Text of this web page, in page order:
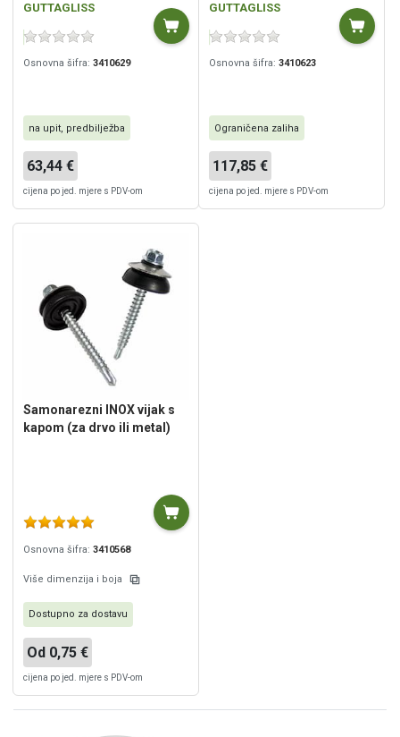
GUTTAGLISS
Osnovna šifra: 3410629
na upit, predbilježba
63,44 €
cijena po jed. mjere s PDV-om
GUTTAGLISS
Osnovna šifra: 3410623
Ograničena zaliha
117,85 €
cijena po jed. mjere s PDV-om
Samonarezni INOX vijak s
kapom (za drvo ili metal)
Osnovna šifra: 3410568
Više dimenzija i boja
Dostupno za dostavu
Od 0,75 €
cijena po jed. mjere s PDV-om